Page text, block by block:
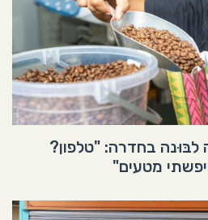
לבּוּנה בחדרה: "טלפון?
מטעים"